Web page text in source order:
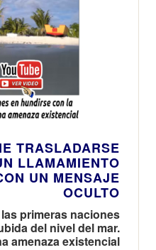
TRASLADARSE
LLAMAMIENTO
UN MENSAJE
OCULTO
primeras naciones
del nivel del mar.
amenaza existencial